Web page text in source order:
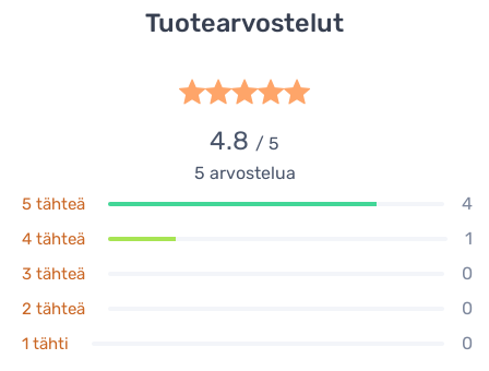
Tuotearvostelut
4.8 / 5
5 arvostelua
5 tähteä 4
4 tähteä 1
3 tähteä 0
2 tähteä 0
1 tähti 0